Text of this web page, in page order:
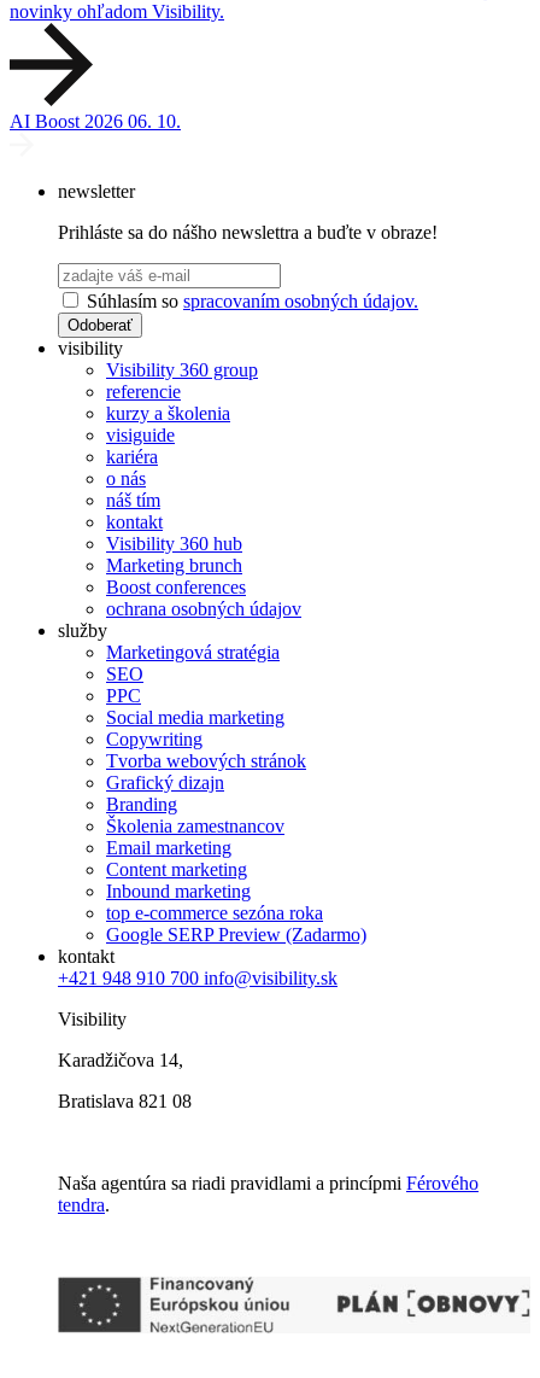
novinky ohľadom Visibility.
AI Boost 2026 06. 10.
newsletter
Prihláste sa do nášho newslettra a buďte v obraze!
Súhlasím so spracovaním osobných údajov.
Odoberať
visibility
Visibility 360 group
referencie
kurzy a školenia
visiguide
kariéra
o nás
náš tím
kontakt
Visibility 360 hub
Marketing brunch
Boost conferences
ochrana osobných údajov
služby
Marketingová stratégia
SEO
PPC
Social media marketing
Copywriting
Tvorba webových stránok
Grafický dizajn
Branding
Školenia zamestnancov
Email marketing
Content marketing
Inbound marketing
top e-commerce sezóna roka
Google SERP Preview (Zadarmo)
kontakt
+421 948 910 700 info@visibility.sk
Visibility
Karadžičova 14,
Bratislava 821 08
Naša agentúra sa riadi pravidlami a princípmi Férového
tendra.